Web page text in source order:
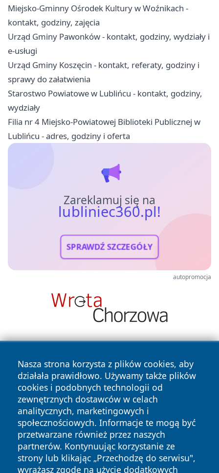
Miejsko-Gminny Ośrodek Kultury w Woźnikach -
kontakt, godziny, zajęcia
Urząd Gminy Pawonków - kontakt, godziny, wydziały i
e-usługi
Urząd Gminy Koszęcin - kontakt, referaty, godziny i
sprawy do załatwienia
Starostwo Powiatowe w Lublińcu - kontakt, godziny,
wydziały
Filia nr 4 Miejsko-Powiatowej Biblioteki Publicznej w
Lublińcu - adres, godziny i oferta
Zareklamuj się na
lubliniec360.pl!
SPRAWDŹ SZCZEGÓŁY
autopromocja
Nasza strona korzysta z plików cookies, aby
działała prawidłowo. Używamy także plików
cookies i podobnych technologii od
zewnętrznych dostawców w celach
analitycznych, marketingowych i
społecznościowych. Informacje te mogą być
przetwarzane również przez naszych
partnerów. Kontynuując korzystanie ze
strony lub klikając „Przechodzę do serwisu",
wyrażasz zgodę na użycie dodatkowych
Copyright © 2026 lubliniec360.pl Wszystkie prawa
zastrzeżone.
News Autorzy
Polityka
Prywatności
Polityka
Cookies